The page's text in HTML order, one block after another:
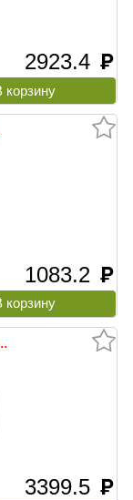
2923.4 руб
1083.2 руб
3399.5 руб